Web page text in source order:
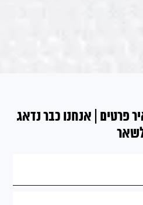
פרטים | אנחנו כבר נדאג